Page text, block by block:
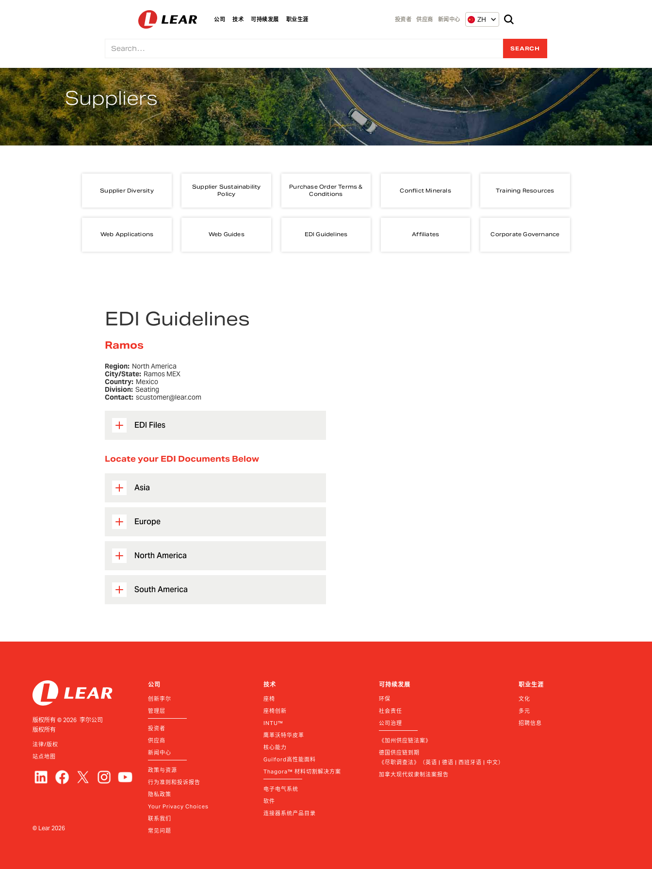
投资者 供应商 新闻中心 ZH
公司 技术 可持续发展 职业生涯
Suppliers
Supplier Diversity
Supplier Sustainability
Policy
Purchase Order Terms &
Conditions
Conflict Minerals Training Resources
Web Applications Web Guides EDI Guidelines Affiliates Corporate Governance
EDI Guidelines
Ramos
Region: North America
City/State: Ramos MEX
Country: Mexico
Division: Seating
Contact: scustomer@lear.com
EDI Files
Locate your EDI Documents Below
Asia
Europe
North America
South America
版权所有 © 2026 李尔公司
版权所有
法律/版权
站点地图
© Lear2026
公司
创新李尔
管理层
投资者
供应商
新闻中心
政策与资源
行为准则和投诉报告
隐私政策
Your Privacy Choices
联系我们
常见问题
技术
座椅
座椅创新
INTU™
鹰革沃特华皮革
核心能力
Guilford高性能面料
Thagora™ 材料切割解决方案
电子电气系统
软件
连接器系统产品目录
可持续发展
环保
社会责任
公司治理
《加州供应链法案》
德国供应链到期
《尽职调查法》（英语 | 德语 | 西班牙语 | 中文）
加拿大现代奴隶制法案报告
职业生涯
文化
多元
招聘信息